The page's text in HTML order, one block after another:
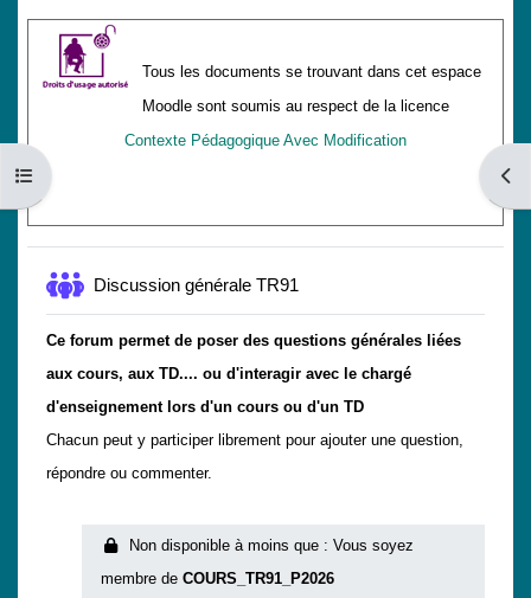
Ouvrir l’index du cours
Tous les documents se trouvant dans cet espace
Moodle sont soumis au respect de la licence
Contexte Pédagogique Avec Modification
Discussion générale TR91
Ce forum permet de poser des questions générales liées
aux cours, aux TD.... ou d'interagir avec le chargé
d'enseignement lors d'un cours ou d'un TD
Chacun peut y participer librement pour ajouter une question,
répondre ou commenter.
Non disponible à moins que : Vous soyez
membre de COURS_TR91_P2026